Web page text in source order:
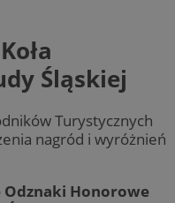
Śląskiej
Turystycznych
nagród i wyróżnień
Odznaki Honorowe